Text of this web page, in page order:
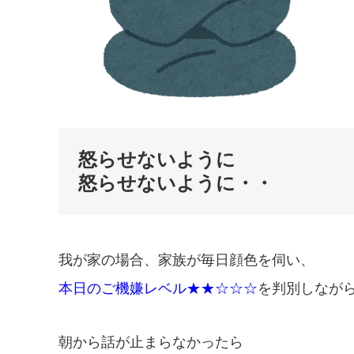
怒らせないように
怒らせないように・・
我が家の場合、家族が毎日顔色を伺い、
本日のご機嫌レベル★★☆☆☆を判別しなが
朝から話が止まらなかったら